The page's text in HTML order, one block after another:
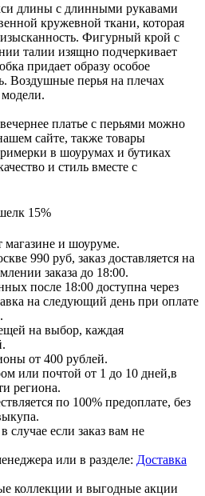
длины с длинными рукавами
кружевной ткани, которая
изысканность. Фигурный крой с
талии изящно подчеркивает
придает образу особое
Воздушные перья на плечах
платье с перьями можно
сайте, также товары
в шоурумах и бутиках
и стиль вместе с
15%
магазине и шоуруме.
990 руб, заказ доставляется на
заказа до 18:00.
после 18:00 доступна через
на следующий день при оплате
на выбор, каждая
от 400 рублей.
или почтой от 1 до 10 дней,в
региона.
по 100% предоплате, без
случае если заказ вам не
или в разделе: Доставка
коллекции и выгодные акции